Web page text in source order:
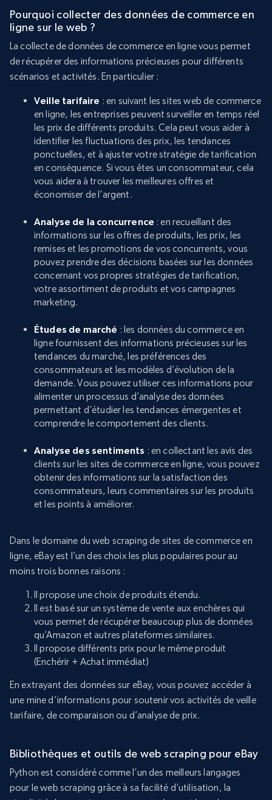
Pourquoi collecter des données de commerce en
ligne sur le web ?
La collecte de données de commerce en ligne vous permet
de récupérer des informations précieuses pour différents
scénarios et activités. En particulier :
Veille tarifaire : en suivant les sites web de commerce
en ligne, les entreprises peuvent surveiller en temps réel
les prix de différents produits. Cela peut vous aider à
identifier les fluctuations des prix, les tendances
ponctuelles, et à ajuster votre stratégie de tarification
en conséquence. Si vous êtes un consommateur, cela
vous aidera à trouver les meilleures offres et
économiser de l’argent.
Analyse de la concurrence : en recueillant des
informations sur les offres de produits, les prix, les
remises et les promotions de vos concurrents, vous
pouvez prendre des décisions basées sur les données
concernant vos propres stratégies de tarification,
votre assortiment de produits et vos campagnes
marketing.
Études de marché : les données du commerce en
ligne fournissent des informations précieuses sur les
tendances du marché, les préférences des
consommateurs et les modèles d’évolution de la
demande. Vous pouvez utiliser ces informations pour
alimenter un processus d’analyse des données
permettant d’étudier les tendances émergentes et
comprendre le comportement des clients.
Analyse des sentiments : en collectant les avis des
clients sur les sites de commerce en ligne, vous pouvez
obtenir des informations sur la satisfaction des
consommateurs, leurs commentaires sur les produits
et les points à améliorer.
Dans le domaine du web scraping de sites de commerce en
ligne, eBay est l’un des choix les plus populaires pour au
moins trois bonnes raisons :
Il propose une choix de produits étendu.
Il est basé sur un système de vente aux enchères qui
vous permet de récupérer beaucoup plus de données
qu’Amazon et autres plateformes similaires.
Il propose différents prix pour le même produit
(Enchérir + Achat immédiat)
En extrayant des données sur eBay, vous pouvez accéder à
une mine d’informations pour soutenir vos activités de veille
tarifaire, de comparaison ou d’analyse de prix.
Bibliothèques et outils de web scraping pour eBay
Python est considéré comme l’un des meilleurs langages
pour le web scraping grâce à sa facilité d’utilisation, la